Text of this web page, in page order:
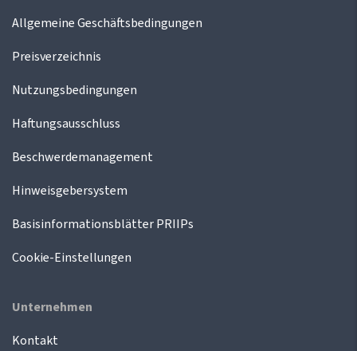
Allgemeine Geschäftsbedingungen
Preisverzeichnis
Nutzungsbedingungen
Haftungsausschluss
Beschwerdemanagement
Hinweisgebersystem
Basisinformationsblätter PRIIPs
Cookie-Einstellungen
Unternehmen
Kontakt